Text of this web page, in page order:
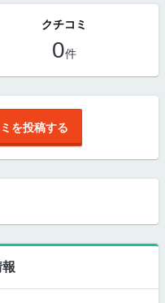
クチコミ
0件
を投稿する